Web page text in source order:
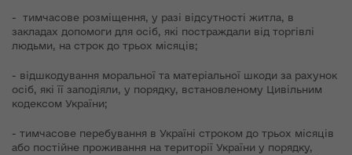
- тимчасове розміщення, у разі відсутності житла, в
закладах допомоги для осіб, які постраждали від торгівлі
людьми, на строк до трьох місяців;
- відшкодування моральної та матеріальної шкоди за рахунок
осіб, які її заподіяли, у порядку, встановленому Цивільним
кодексом України;
- тимчасове перебування в Україні строком до трьох місяців
або постійне проживання на території України у порядку,